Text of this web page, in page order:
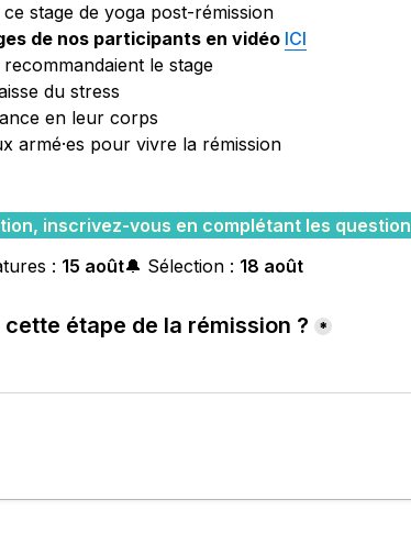
stage de yoga post-rémission
de nos participants en vidéo ICI
le stage
du stress
en leur corps
armé·es pour vivre la rémission
inscrivez-vous en complétant les
: 15 août🔔 Sélection : 18 août
cette étape de la rémission ? *